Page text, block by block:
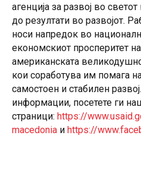
агенција за развој во
до резултати во развојот.
носи напредок во
економскиот просперитет
американската
кои соработува им помага
самостоен и стабилен
информации, посетете ги
страници: https://
macedonia и https://